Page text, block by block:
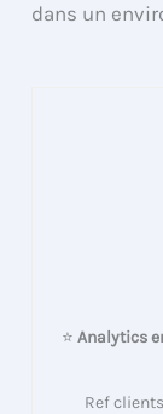
dans un
⭐ Analytics
Ref